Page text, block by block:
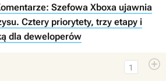
Szefowa Xboxa ujawnia
Cztery priorytety, trzy etapy i
dla deweloperów
1